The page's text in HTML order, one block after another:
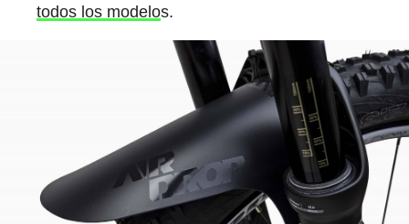
todos los modelos.